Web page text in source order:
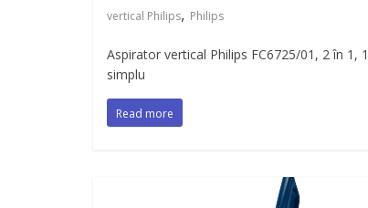
vertical Philips, Philips
Aspirator vertical Philips FC6725/01, 2 în 1,
simplu
Read more